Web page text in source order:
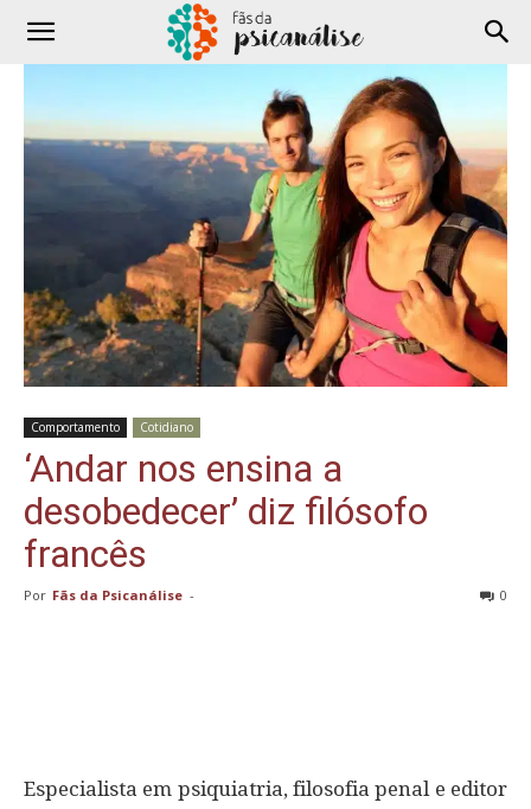
Comportamento Cotidiano
‘Andar nos ensina a
desobedecer’ diz filósofo
francês
Por Fãs da Psicanálise - 0
Especialista em psiquiatria, filosofia penal e editor